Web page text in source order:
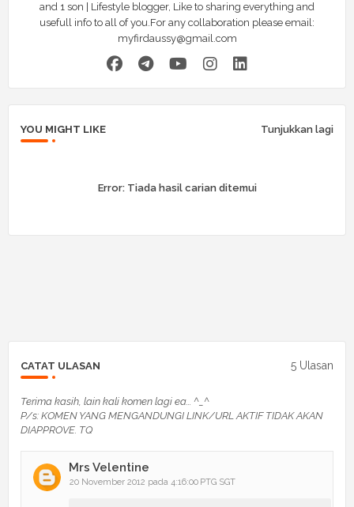
and 1 son | Lifestyle blogger, Like to sharing everything and
usefull info to all of you.For any collaboration please email:
myfirdaussy@gmail.com
YOU MIGHT LIKE Tunjukkan lagi
Error:Tiada hasil carian ditemui
CATAT ULASAN 5 Ulasan
Terima kasih, lain kali komen lagi ea... ^_^
P/s: KOMEN YANG MENGANDUNGI LINK/URL AKTIF TIDAK AKAN
DIAPPROVE. TQ
Mrs Velentine
20 November 2012 pada 4:16:00 PTG SGT